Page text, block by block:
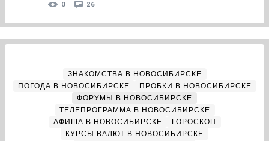
0 26
ЗНАКОМСТВА В НОВОСИБИРСКЕ
ПОГОДА В НОВОСИБИРСКЕ
ПРОБКИ В НОВОСИБИРСКЕ
ФОРУМЫ В НОВОСИБИРСКЕ
ТЕЛЕПРОГРАММА В НОВОСИБИРСКЕ
АФИША В НОВОСИБИРСКЕ
ГОРОСКОП
КУРСЫ ВАЛЮТ В НОВОСИБИРСКЕ